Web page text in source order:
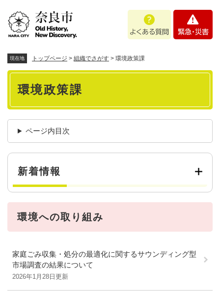
あ
問
・
現在地 トップページ > 組織でさがす > 環境政策課
本
環境政策課
ページ内目次
新着情報
環境への取り組み
家庭ごみ収集・処分の最適化に関するサウンディング型
市場調査の結果について
2026年1月28日更新